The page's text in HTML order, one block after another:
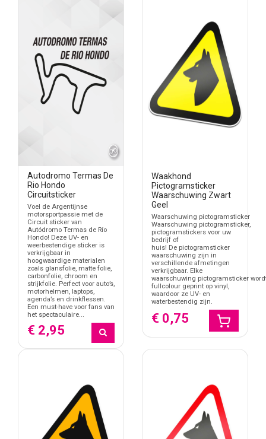
Autodromo Termas De
Rio Hondo
Circuitsticker
Voel de Argentijnse
motorsportpassie met de
Circuit sticker van
Autódromo Termas de Río
Hondo! Deze UV- en
weerbestendige sticker is
verkrijgbaar in
hoogwaardige materialen
zoals glansfolie, matte folie,
carbonfolie, chroom en
strijkfolie. Perfect voor auto’s,
motorhelmen, laptops,
agenda’s en drinkflessen.
Een must-have voor fans van
het spectaculaire...
€ 2,95
Waakhond
Pictogramsticker
Waarschuwing Zwart
Geel
Waarschuwing pictogramsticker
Waarschuwing pictogramsticker,
pictogramstickers voor uw
bedrijf of
huis! De pictogramsticker
waarschuwing zijn in
verschillende afmetingen
verkrijgbaar. Elke
waarschuwing pictogramsticker
fullcolour geprint op vinyl,
waardoor ze UV- en
waterbestendig zijn.
€ 0,75